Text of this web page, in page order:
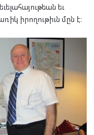
եւ
իրողութիւն մըն է։